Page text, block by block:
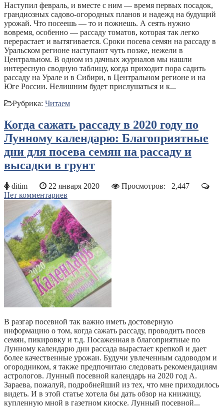
Наступил февраль, и вместе с ним — время первых посадок,
грандиозных садово-огородных планов и надежд на будущий
урожай. Что посеешь — то и пожнешь. А сеять нужно
вовремя, особенно — рассаду томатов, которая так легко
перерастает и вытягивается. Сроки посева семян на рассаду в
Уральском регионе наступают чуть позже, нежели в
Центральном. В одном из дачных журналов мы нашли
интересную сводную таблицу, когда приходит пора садить
рассаду на Урале и в Сибири, в Центральном регионе и на
Юге России. Нелишним будет прислушаться и к...
Рубрика: Читаем
Когда сажать рассаду в 2020 году по
Лунному календарю: Благоприятные
дни для посева семян на рассаду и
высадки в грунт
ditim 22 января 2020 Просмотров: 2,447
Нет комментариев
В разгар посевной так важно иметь достоверную
информацию о том, когда сажать рассаду, проводить посев
семян, пикировку и т.д. Посаженная в благоприятные по
Лунному календарю дни рассада вырастает крепкой и дает
более качественные урожаи. Будучи увлеченным садоводом и
огородником, я также предпочитаю следовать рекомендациям
астрологов. Лунный посевной календарь на 2020 год А.
Зараева, пожалуй, подробнейший из тех, что мне приходилось
видеть. И в этой статье хотела бы дать обзор на книжицу,
купленную мной в газетном киоске. Лунный посевной...